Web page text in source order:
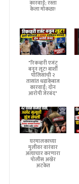
कारवाई; रस्ता
केला मोकळा!
"रिकव्हरी एजंट
बनून लूट! बार्शी
पोलिसांची २
तासांत धडाकेबाज
कारवाई; दोन
आरोपी जेरबंद"
घरमालकाच्या
मुलीवर वारंवार
अत्याचार करणारा
पोलीस अखेर
अटकेत